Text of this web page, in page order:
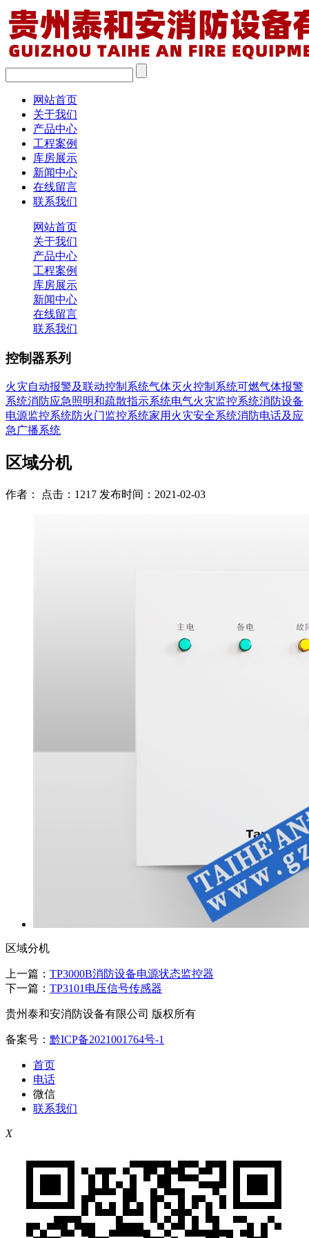
网站首页
关于我们
产品中心
工程案例
库房展示
新闻中心
在线留言
联系我们
网站首页
关于我们
产品中心
工程案例
库房展示
新闻中心
在线留言
联系我们
控制器系列
火灾自动报警及联动控制系统气体灭火控制系统可燃气体报警
系统消防应急照明和疏散指示系统电气火灾监控系统消防设备
电源监控系统防火门监控系统家用火灾安全系统消防电话及应
急广播系统
区域分机
作者： 点击：1217 发布时间：2021-02-03
区域分机
上一篇： TP3000B消防设备电源状态监控器
下一篇： TP3101电压信号传感器
贵州泰和安消防设备有限公司 版权所有
备案号： 黔ICP备2021001764号-1
首页
电话
微信
联系我们
X